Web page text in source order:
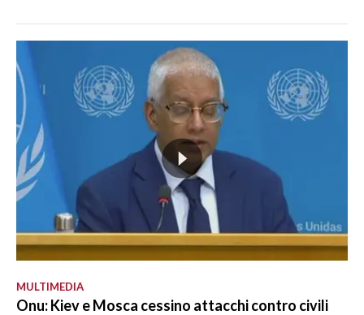
MULTIMEDIA
Onu: Kiev e Mosca cessino attacchi contro civili